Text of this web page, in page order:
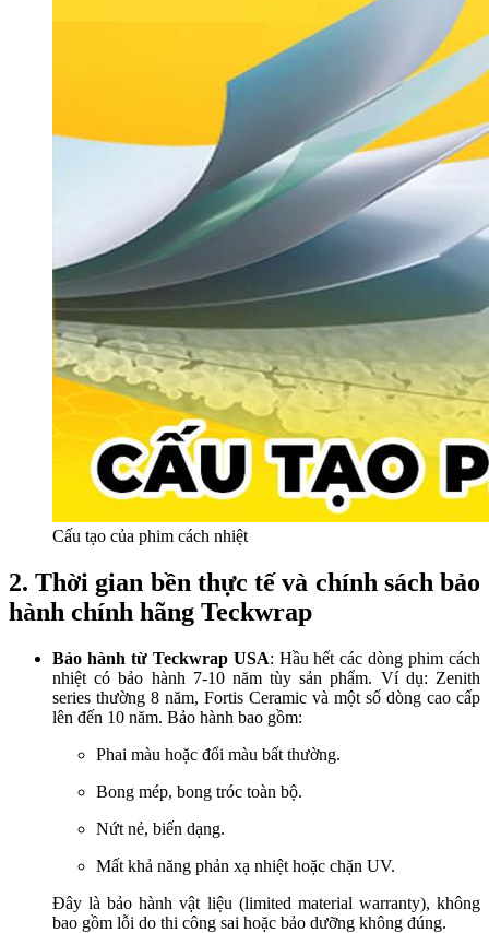
Cấu tạo của phim cách nhiệt
2. Thời gian bền thực tế và chính sách bảo
hành chính hãng Teckwrap
Bảo hành từ Teckwrap USA: Hầu hết các dòng phim cách
nhiệt có bảo hành 7-10 năm tùy sản phẩm. Ví dụ: Zenith
series thường 8 năm, Fortis Ceramic và một số dòng cao cấp
lên đến 10 năm. Bảo hành bao gồm:
Phai màu hoặc đổi màu bất thường.
Bong mép, bong tróc toàn bộ.
Nứt nẻ, biến dạng.
Mất khả năng phản xạ nhiệt hoặc chặn UV.
Đây là bảo hành vật liệu (limited material warranty), không
bao gồm lỗi do thi công sai hoặc bảo dưỡng không đúng.